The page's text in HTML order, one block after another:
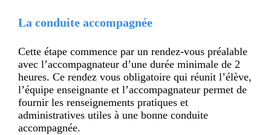
La conduite accompagnée
Cette étape commence par un rendez-vous préalable
avec l’accompagnateur d’une durée minimale de 2
heures. Ce rendez vous obligatoire qui réunit l’élève,
l’équipe enseignante et l’accompagnateur permet de
fournir les renseignements pratiques et
administratives utiles à une bonne conduite
accompagnée.